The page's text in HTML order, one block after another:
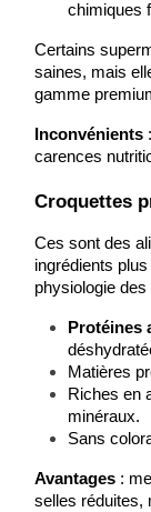
chimiques
Certains
saines, mais
gamme
Inconvénients
carences
Croquettes
Ces sont des
ingrédients
physiologie des
Protéines
Matières
Riches en
minéraux.
Sans
Avantages :
selles réduites,